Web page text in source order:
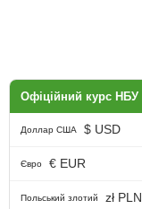
Офіційний курс НБУ
Доллар США $ USD
Євро € EUR
Польський злотий zł PLN